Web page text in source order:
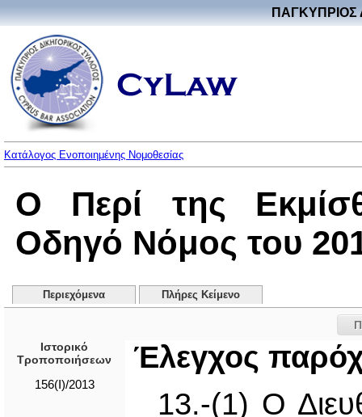
ΠΑΓΚΥΠΡΙΟΣ
Κατάλογος Ενοποιημένης Νομοθεσίας
O Περί της
Οδηγό Νόμος του
Περιεχόμενα Πλήρες Κείμενο
Ιστορικό
Τροποποιήσεων
156(I)/2013
Έλεγχος
13.-(1) Ο